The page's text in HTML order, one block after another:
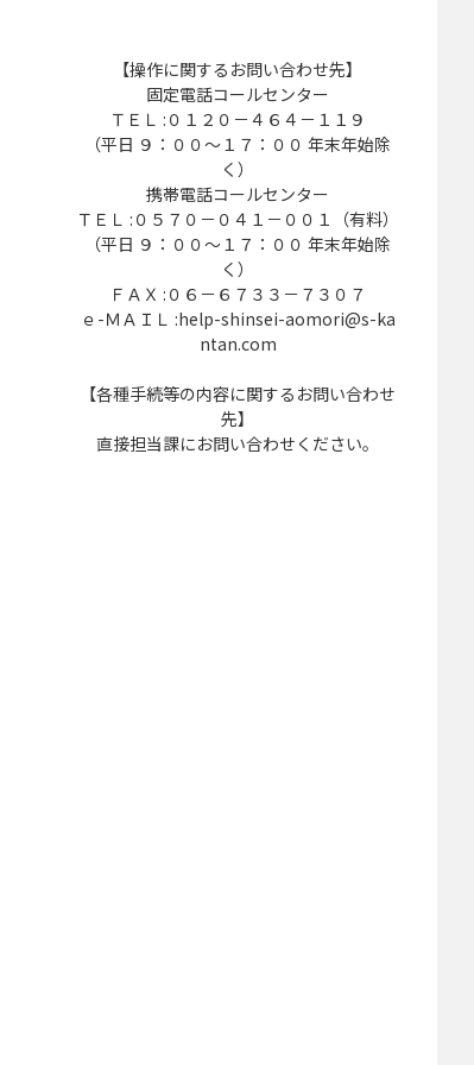
【操作に関するお問い合わせ先】
固定電話コールセンター
ＴＥＬ :０１２０－４６４－１１９
（平日 ９：００～１７：００ 年末年始除
く）
携帯電話コールセンター
ＴＥＬ :０５７０－０４１－００１（有料）
（平日 ９：００～１７：００ 年末年始除
く）
ＦＡＸ :０６－６７３３－７３０７
ｅ-ＭＡＩＬ :help-shinsei-aomori@s-ka
ntan.com
【各種手続等の内容に関するお問い合わせ
先】
直接担当課にお問い合わせください。